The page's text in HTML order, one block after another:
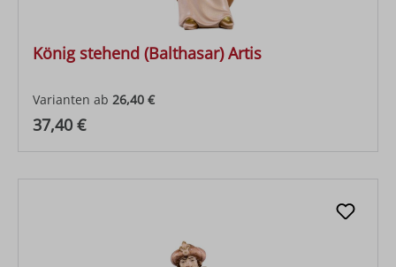
König stehend (Balthasar) Artis
Varianten ab 26,40 €
Regulärer Preis:
37,40 €